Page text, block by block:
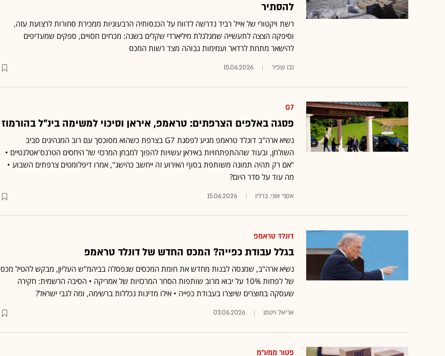
להסתיר
רשת ויקטורי של אייל רביד נדרשה לדווח על הכנסותיה הרבעוניות ממכירת סחורות לרצועת עזה,
וסיפקה הצצה לתעשייה שמגלגלת מיליארדי שקלים בשנה: מכרזים חסויים, ספקים שמעדיפים
להישאר מתחת לרדאר ועמימות גבוהה מצד רשות המכס
נבו שפיר 15.06.2026
G7
פסגה באלפים הצרפתים: טראמפ, איראן וסיכוי למשימה בינ"ל בהורמוז
נשיא ארה"ב דונלד טראמפ מגיע לפסגת G7 בצרפת כשהוא מסוכסך עם רוב המנהיגים סביב
השולחן, ובעוד שההתפתחויות באיראן עשויות להפוך למבחן המרכזי של היחסים הטרנס־אטלנטיים •
"אם רק תהיה תמונה משותפת בסוף האירוע זה ייחשב כהישג", אמרו דיפלומטים צרפתים השבוע •
מה עוד על סדר היום?
אסף אוני, ברלין 15.06.2026
דונלד טראמפ
בגלל עבודת כפייה? המכס החדש של דונלד טראמפ
נשיא ארה"ב, שמנסה לבנות מחדש את חומת המכסים שנפסלה בביהמ"ש העליון, מבקש להטיל מכס
של לפחות 10% על יבוא מרוב שותפות הסחר המרכזיות של אמריקה • הסיבה הרשמית: חקירה
שעסקה במוצרים שיוצרו בעבודת כפייה • אילו מדינות נכללות ברשימה, ומה לגבי ישראל?
אריאל ויטמן 03.06.2026
פטור ממע"מ